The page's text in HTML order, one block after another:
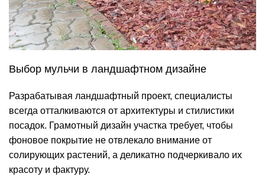
Выбор мульчи в ландшафтном дизайне
Разрабатывая ландшафтный проект, специалисты
всегда отталкиваются от архитектуры и стилистики
посадок. Грамотный дизайн участка требует, чтобы
фоновое покрытие не отвлекало внимание от
солирующих растений, а деликатно подчеркивало их
красоту и фактуру.